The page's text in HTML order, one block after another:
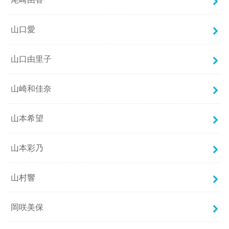
山口愛
山口由里子
山崎和佳奈
山本希望
山本彩乃
山村響
岡咲美保